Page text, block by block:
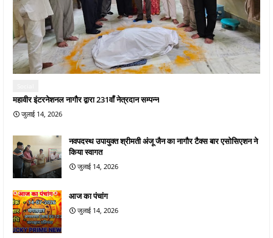
महावीर इंटरनेशनल नागौर द्वारा 231वाँ नेत्रदान सम्पन्न
जुलाई 14, 2026
नवपदस्थ उपायुक्त श्रीमती अंजू जैन का नागौर टैक्स बार एसोसिएशन ने
किया स्वागत
जुलाई 14, 2026
आज का पंचांग
जुलाई 14, 2026